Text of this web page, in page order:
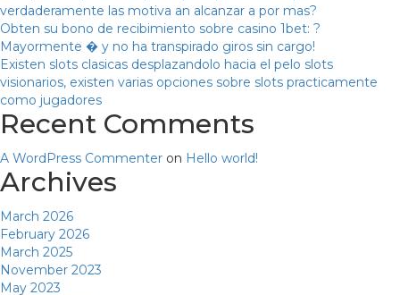
verdaderamente las motiva an alcanzar a por mas?
Obten su bono de recibimiento sobre casino 1bet: ?
Mayormente � y no ha transpirado giros sin cargo!
Existen slots clasicas desplazandolo hacia el pelo slots
visionarios, existen varias opciones sobre slots practicamente
como jugadores
Recent Comments
A WordPress Commenter on Hello world!
Archives
March 2026
February 2026
March 2025
November 2023
May 2023